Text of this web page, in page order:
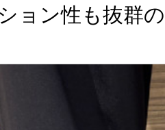
ョン性も抜群